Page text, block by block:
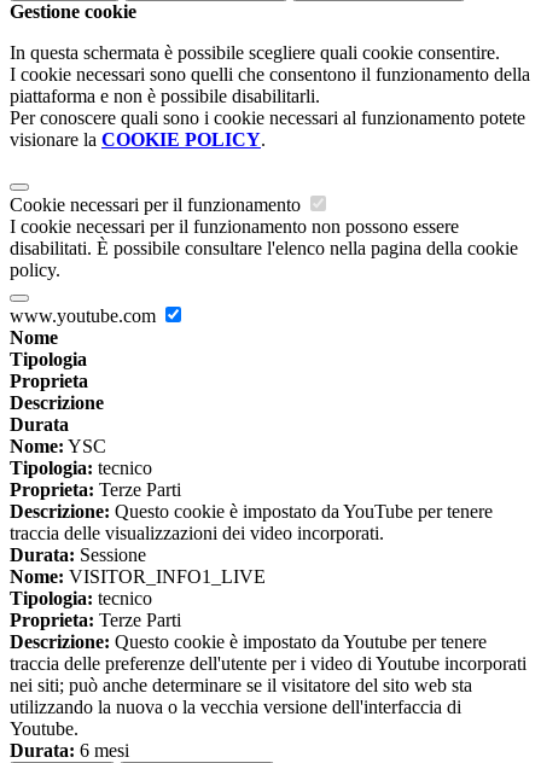
Gestione cookie
In questa schermata è possibile scegliere quali cookie consentire.
I cookie necessari sono quelli che consentono il funzionamento della
piattaforma e non è possibile disabilitarli.
Per conoscere quali sono i cookie necessari al funzionamento potete
visionare la COOKIE POLICY.
Cookie necessari per il funzionamento
I cookie necessari per il funzionamento non possono essere
disabilitati. È possibile consultare l'elenco nella pagina della cookie
policy.
www.youtube.com
Nome
Tipologia
Proprieta
Descrizione
Durata
Nome: YSC
Tipologia: tecnico
Proprieta: Terze Parti
Descrizione: Questo cookie è impostato da YouTube per tenere
traccia delle visualizzazioni dei video incorporati.
Durata: Sessione
Nome: VISITOR_INFO1_LIVE
Tipologia: tecnico
Proprieta: Terze Parti
Descrizione: Questo cookie è impostato da Youtube per tenere
traccia delle preferenze dell'utente per i video di Youtube incorporati
nei siti; può anche determinare se il visitatore del sito web sta
utilizzando la nuova o la vecchia versione dell'interfaccia di
Youtube.
Durata: 6 mesi